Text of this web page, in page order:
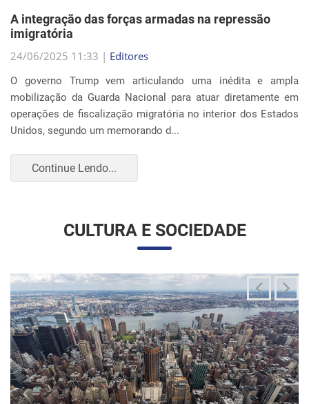
Continue Lendo...
CULTURA E SOCIEDADE
Imigração impulsiona recuperação demográfica
nas maiores metrópoles dos EUA após pandemia,